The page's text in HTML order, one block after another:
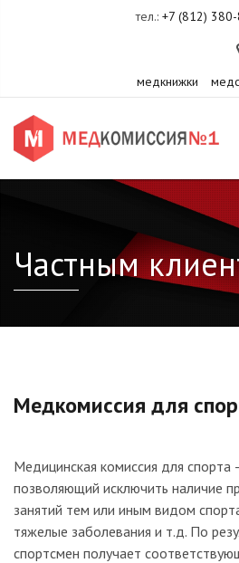
тел.: +7 (812)
медкнижки
Частным
Медкомиссия для
Медицинская комиссия для
позволяющий исключить наличие
занятий тем или иным видом
тяжелые заболевания и т.д. По
спортсмен получает